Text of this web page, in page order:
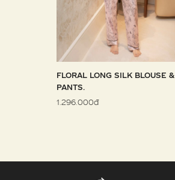
FLORAL LONG SILK BLOUSE &
PANTS.
1.296.000đ